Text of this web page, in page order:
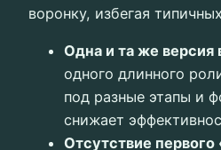
воронку, избегая
Одна и та же версия
одного длинного
под разные этапы и
снижает
Отсутствие